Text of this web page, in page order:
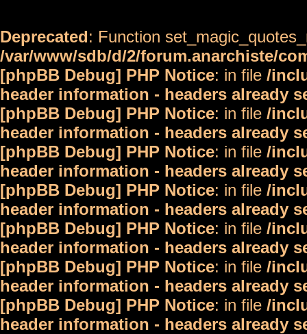
Deprecated: Function
/var/www/sdb/d/2/forum.anarchiste/
[phpBB Debug] PHP Notice: in file /
header information - headers already
[phpBB Debug] PHP Notice: in file /
header information - headers already
[phpBB Debug] PHP Notice: in file /
header information - headers already
[phpBB Debug] PHP Notice: in file /
header information - headers already
[phpBB Debug] PHP Notice: in file /
header information - headers already
[phpBB Debug] PHP Notice: in file /
header information - headers already
[phpBB Debug] PHP Notice: in file /
header information - headers already